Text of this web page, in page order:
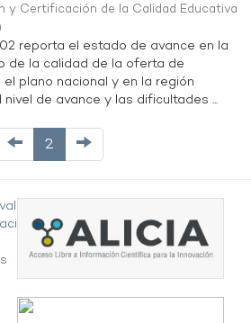
y Certificación de la Calidad Educativa
reporta el estado de avance en la
de la calidad de la oferta de
plano nacional y en la región
de avance y las dificultades ...
2
de la